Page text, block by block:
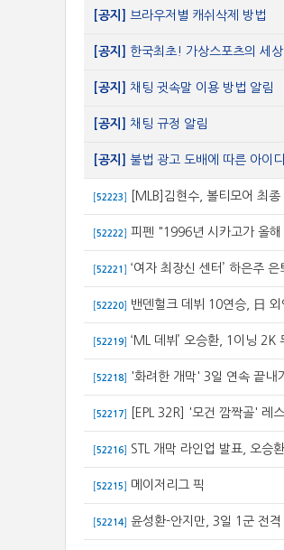
[공지] 브라우저별 캐쉬삭제 방법
[공지] 한국최초! 가상스포츠의 세
[공지] 채팅 귓속말 이용 방법 알림
[공지] 채팅 규정 알림
[공지] 불법 광고 도배에 따른 아이
52223 [MLB]김현수, 볼티모어 최
52222 피펜 "1996년 시카고가 올
52221 ‘여자 최장신 센터’ 하은주 은
52220 밴덴헐크 데뷔 10연승, 日
52219 ‘ML 데뷔’ 오승환, 1이닝
52218] '화려한 개막' 3일 연속 끝내
52217 [EPL 32R] '모건 깜짝골' 레
52216 STL 개막 라인업 발표, 오승
52215 메이저리그 픽
52214] 윤성환-안지만, 3일 1군 전격